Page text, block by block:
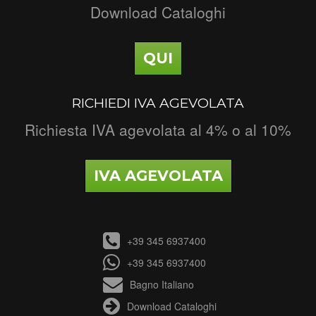
Download Cataloghi
QUI
RICHIEDI IVA AGEVOLATA
Richiesta IVA agevolata al 4% o al 10%
IVA AGEVOLATA
+39 345 6937400
+39 345 6937400
Bagno Italiano
Download Cataloghi